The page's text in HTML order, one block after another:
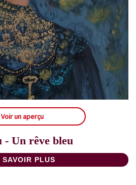
Voir un aperçu
- Un rêve bleu
SAVOIR PLUS